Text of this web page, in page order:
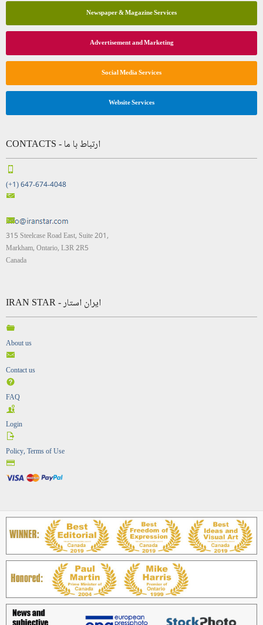
Newspaper & Magazine Services
Advertisement and Marketing
Social Media Services
Website Services
CONTACTS - ارتباط با ما
(+1) 647-674-4048
315 Steelcase Road East, Suite 201,
Markham, Ontario, L3R 2R5
Canada
IRAN STAR - ایران استار
About us
Contact us
FAQ
Login
Policy, Terms of Use